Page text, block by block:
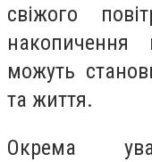
свіжого
накопичення
можуть
та життя.
Окрема